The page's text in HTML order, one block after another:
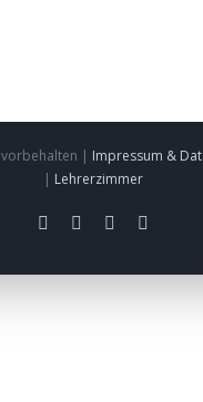
| Impressum &
| Lehrerzimmer
facebook
twitter instagram